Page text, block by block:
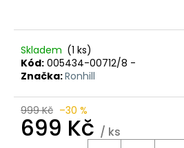
Skladem (1 ks)
Kód: 005434-00712/8 -
Značka:Ronhill
999 Kč –30 %
699 Kč / ks